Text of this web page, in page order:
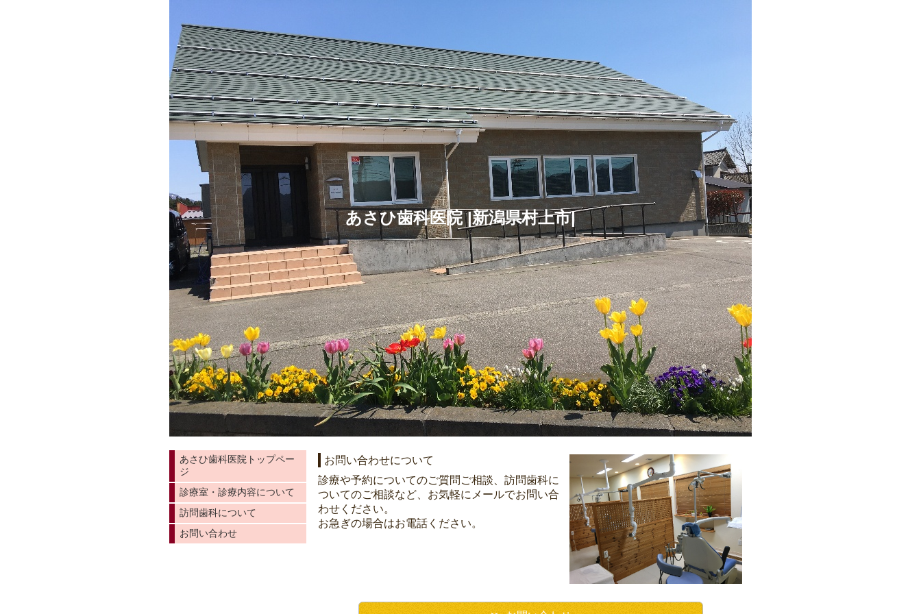
あさひ歯科医院 |新潟県村上市|
お問い合わせについて
診療や予約についてのご質問ご相談、訪問歯科に
ついてのご相談など、お気軽にメールでお問い合
わせください。
お急ぎの場合はお電話ください。
あさひ歯科医院トップペー
ジ
診療室・診療内容について
訪問歯科について
お問い合わせ